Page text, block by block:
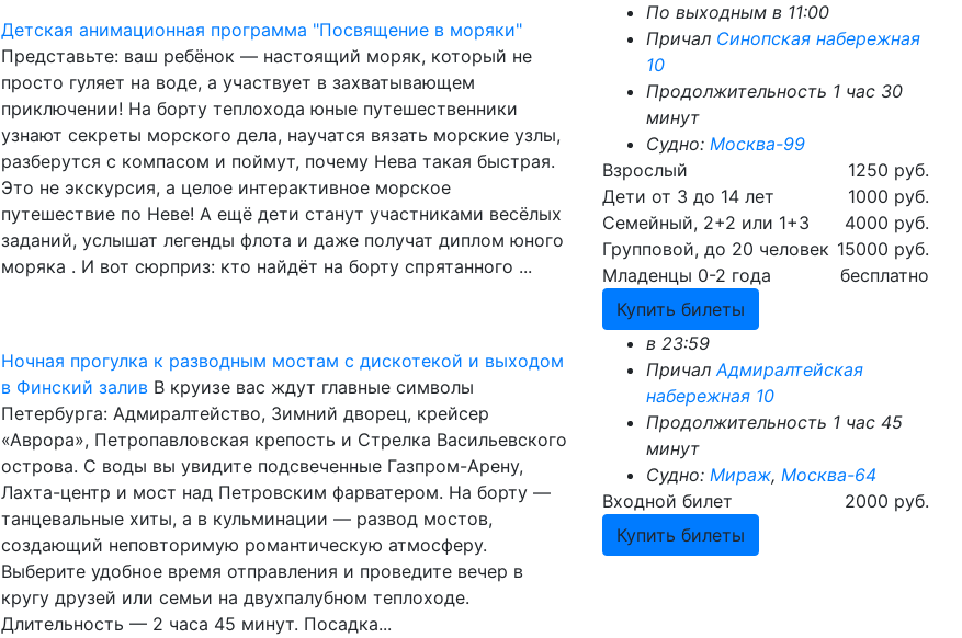
Детская анимационная программа "Посвящение в моряки"
Представьте: ваш ребёнок — настоящий моряк, который не
просто гуляет на воде, а участвует в захватывающем
приключении! На борту теплохода юные путешественники
узнают секреты морского дела, научатся вязать морские узлы,
разберутся с компасом и поймут, почему Нева такая быстрая.
Это не экскурсия, а целое интерактивное морское
путешествие по Неве! А ещё дети станут участниками весёлых
заданий, услышат легенды флота и даже получат диплом юного
моряка . И вот сюрприз: кто найдёт на борту спрятанного ...
По выходным в 11:00
Причал Синопская набережная
10
Продолжительность 1 час 30
минут
Судно: Москва-99
Взрослый
1250 руб.
Дети от 3 до 14 лет
1000 руб.
Семейный, 2+2 или 1+3
4000 руб.
Групповой, до 20 человек 15000 руб.
Младенцы 0-2 года
бесплатно
Купить билеты
Ночная прогулка к разводным мостам с дискотекой и выходом
в Финский залив В круизе вас ждут главные символы
Петербурга: Адмиралтейство, Зимний дворец, крейсер
«Аврора», Петропавловская крепость и Стрелка Васильевского
острова. С воды вы увидите подсвеченные Газпром-Арену,
Лахта-центр и мост над Петровским фарватером. На борту —
танцевальные хиты, а в кульминации — развод мостов,
создающий неповторимую романтическую атмосферу.
Выберите удобное время отправления и проведите вечер в
кругу друзей или семьи на двухпалубном теплоходе.
Длительность — 2 часа 45 минут. Посадка...
в 23:59
ПричалАдмиралтейская
набережная 10
Продолжительность 1 час 45
минут
Судно: Мираж, Москва-64
Входной билет
2000 руб.
Купить билеты